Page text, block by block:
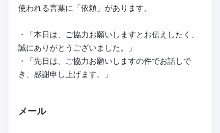
使われる言葉に「依頼」があります。
・「本日は、ご協力お願いしますとお伝えしたく、
誠にありがとうございました。」
・「先日は、ご協力お願いしますの件でお話しで
き、感謝申し上げます。」
メール